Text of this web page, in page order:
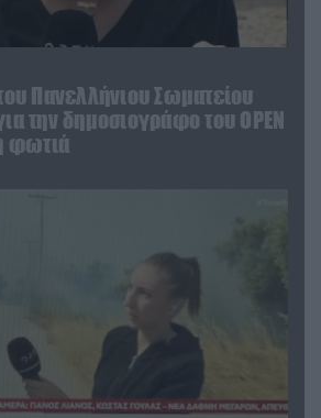
Πανελλήνιου Σωματείου
την δημοσιογράφο του OPEN
φωτιά